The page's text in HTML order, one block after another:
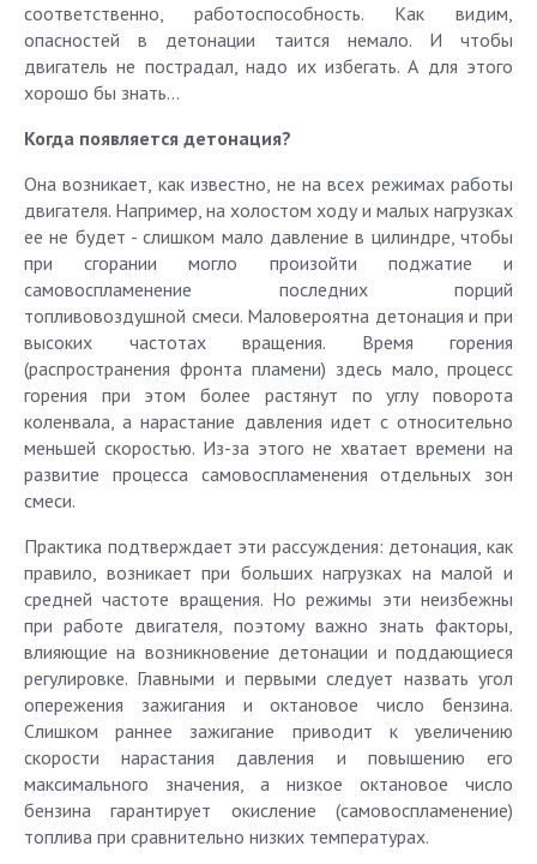
соответственно, работоспособность. Как видим,
опасностей в детонации таится немало. И чтобы
двигатель не пострадал, надо их избегать. А для этого
хорошо бы знать...
Когда появляется детонация?
Она возникает, как известно, не на всех режимах работы
двигателя. Например, на холостом ходу и малых нагрузках
ее не будет - слишком мало давление в цилиндре, чтобы
при сгорании могло произойти поджатие и
самовоспламенение последних порций
топливовоздушной смеси. Маловероятна детонация и при
высоких частотах вращения. Время горения
(распространения фронта пламени) здесь мало, процесс
горения при этом более растянут по углу поворота
коленвала, а нарастание давления идет с относительно
меньшей скоростью. Из-за этого не хватает времени на
развитие процесса самовоспламенения отдельных зон
смеси.
Практика подтверждает эти рассуждения: детонация, как
правило, возникает при больших нагрузках на малой и
средней частоте вращения. Но режимы эти неизбежны
при работе двигателя, поэтому важно знать факторы,
влияющие на возникновение детонации и поддающиеся
регулировке. Главными и первыми следует назвать угол
опережения зажигания и октановое число бензина.
Слишком раннее зажигание приводит к увеличению
скорости нарастания давления и повышению его
максимального значения, а низкое октановое число
бензина гарантирует окисление (самовоспламенение)
топлива при сравнительно низких температурах.